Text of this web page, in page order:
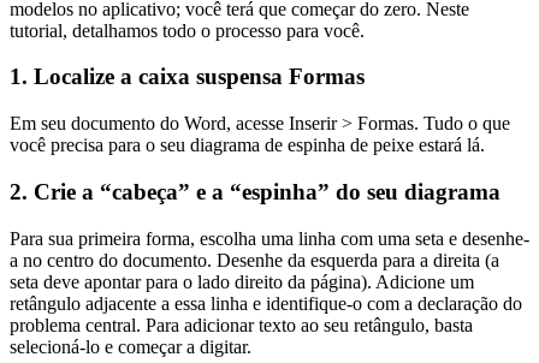
modelos no aplicativo; você terá que começar do zero. Neste
tutorial, detalhamos todo o processo para você.
1. Localize a caixa suspensa Formas
Em seu documento do Word, acesse Inserir > Formas. Tudo o que
você precisa para o seu diagrama de espinha de peixe estará lá.
2. Crie a “cabeça” e a “espinha” do seu diagrama
Para sua primeira forma, escolha uma linha com uma seta e desenhe-
a no centro do documento. Desenhe da esquerda para a direita (a
seta deve apontar para o lado direito da página). Adicione um
retângulo adjacente a essa linha e identifique-o com a declaração do
problema central. Para adicionar texto ao seu retângulo, basta
selecioná-lo e começar a digitar.